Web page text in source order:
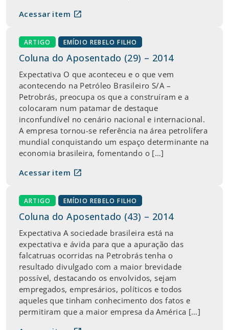
Acessar item open_in_new
ARTIGO EMÍDIO REBELO FILHO
Coluna do Aposentado (29) – 2014
Expectativa O que aconteceu e o que vem
acontecendo na Petróleo Brasileiro S/A –
Petrobrás, preocupa os que a construíram e a
colocaram num patamar de destaque
inconfundível no cenário nacional e internacional.
A empresa tornou-se referência na área petrolífera
mundial conquistando um espaço determinante na
economia brasileira, fomentando o […]
Acessar item open_in_new
ARTIGO EMÍDIO REBELO FILHO
Coluna do Aposentado (43) – 2014
Expectativa A sociedade brasileira está na
expectativa e ávida para que a apuração das
falcatruas ocorridas na Petrobrás tenha o
resultado divulgado com a maior brevidade
possível, destacando os envolvidos, sejam
empregados, empresários, políticos e todos
aqueles que tinham conhecimento dos fatos e
permitiram que a maior empresa da América […]